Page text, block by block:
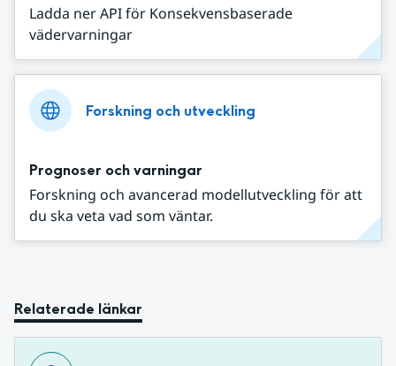
Ladda ner API för Konsekvensbaserade
vädervarningar
Forskning och utveckling
Prognoser och varningar
Forskning och avancerad modellutveckling för att
du ska veta vad som väntar.
Relaterade länkar